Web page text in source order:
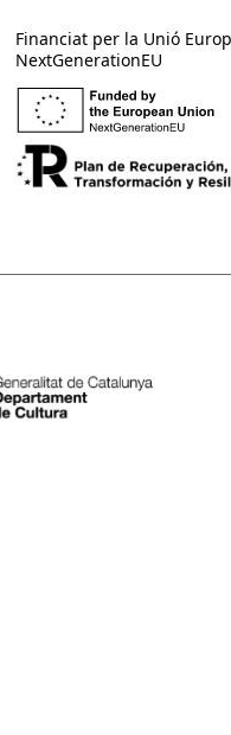
Financiat per la Unió
NextGenerationEU